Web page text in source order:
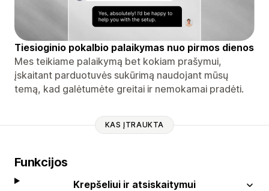
Tiesioginio pokalbio palaikymas nuo pirmos dienos
Mes teikiame palaikymą bet kokiam prašymui,
įskaitant parduotuvės sukūrimą naudojant mūsų
temą, kad galėtumėte greitai ir nemokamai pradėti.
KAS ĮTRAUKTA
Funkcijos
Krepšeliui ir atsiskaitymui